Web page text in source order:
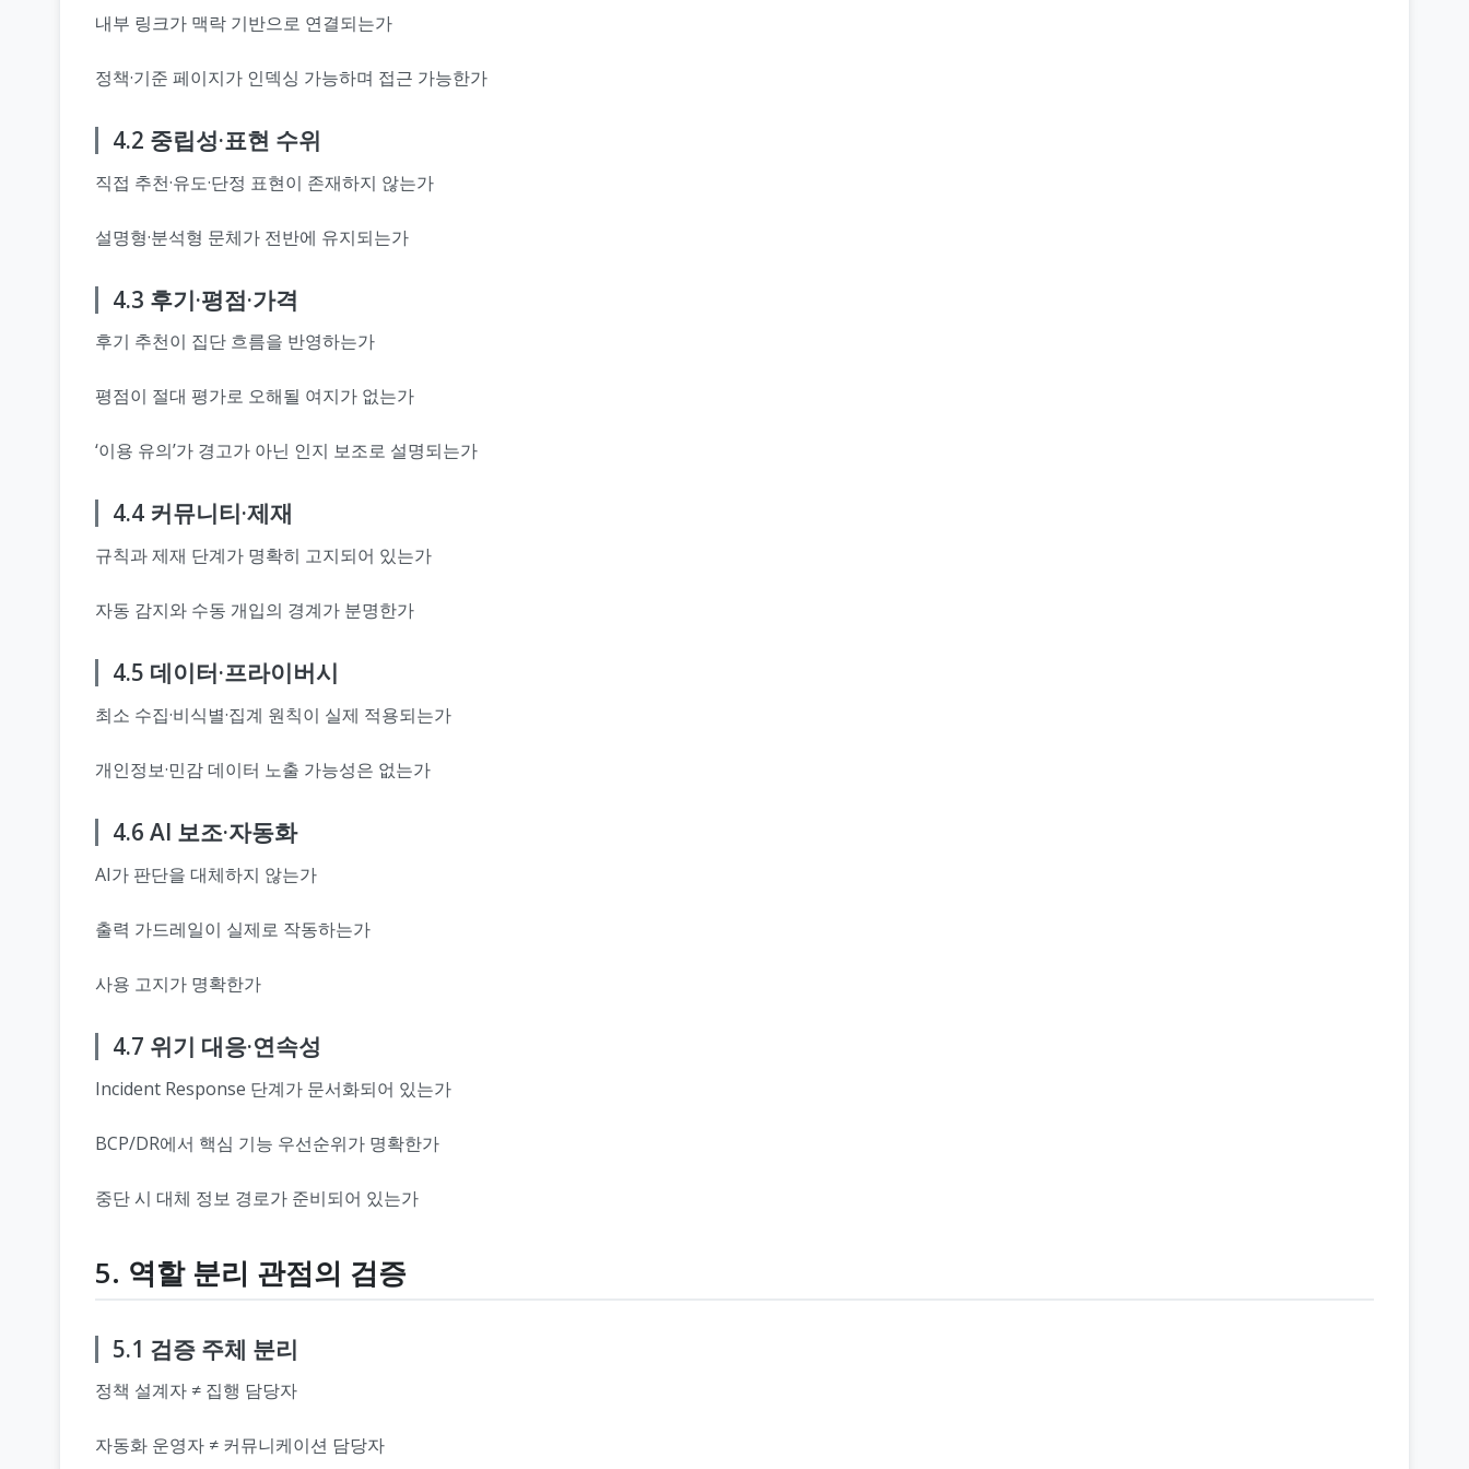
내부 링크가 맥락 기반으로 연결되는가
정책·기준 페이지가 인덱싱 가능하며 접근 가능한가
4.2 중립성·표현 수위
직접 추천·유도·단정 표현이 존재하지 않는가
설명형·분석형 문체가 전반에 유지되는가
4.3 후기·평점·가격
후기 추천이 집단 흐름을 반영하는가
평점이 절대 평가로 오해될 여지가 없는가
‘이용 유의’가 경고가 아닌 인지 보조로 설명되는가
4.4 커뮤니티·제재
규칙과 제재 단계가 명확히 고지되어 있는가
자동 감지와 수동 개입의 경계가 분명한가
4.5 데이터·프라이버시
최소 수집·비식별·집계 원칙이 실제 적용되는가
개인정보·민감 데이터 노출 가능성은 없는가
4.6 AI 보조·자동화
AI가 판단을 대체하지 않는가
출력 가드레일이 실제로 작동하는가
사용 고지가 명확한가
4.7 위기 대응·연속성
Incident Response 단계가 문서화되어 있는가
BCP/DR에서 핵심 기능 우선순위가 명확한가
중단 시 대체 정보 경로가 준비되어 있는가
5. 역할 분리 관점의 검증
5.1 검증 주체 분리
정책 설계자 ≠ 집행 담당자
자동화 운영자 ≠ 커뮤니케이션 담당자